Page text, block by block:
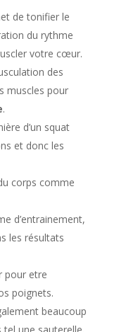
de tonifier le
du rythme
votre cœur.
des
muscles pour
.
d’un squat
et donc les
corps comme
d’entrainement,
les résultats
pour etre
poignets.
beaucoup